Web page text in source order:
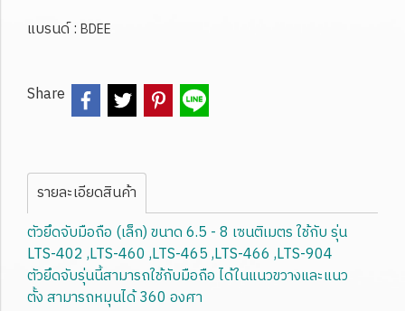
แบรนด์ : BDEE
Share
รายละเอียดสินค้า
ตัวยึดจับมือถือ (เล็ก) ขนาด 6.5 - 8 เซนติเมตร ใช้กับ รุ่น
LTS-402 ,LTS-460 ,LTS-465 ,LTS-466 ,LTS-904
ตัวยึดจับรุ่นนี้สามารถใช้กับมือถือ ได้ในแนวขวางและแนว
ตั้ง สามารถหมุนได้ 360 องศา